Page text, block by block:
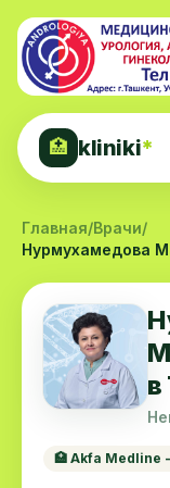
🏥 kliniki*
Главная/Врачи/
Нурмухамедова
в
🏥 Akfa Medline